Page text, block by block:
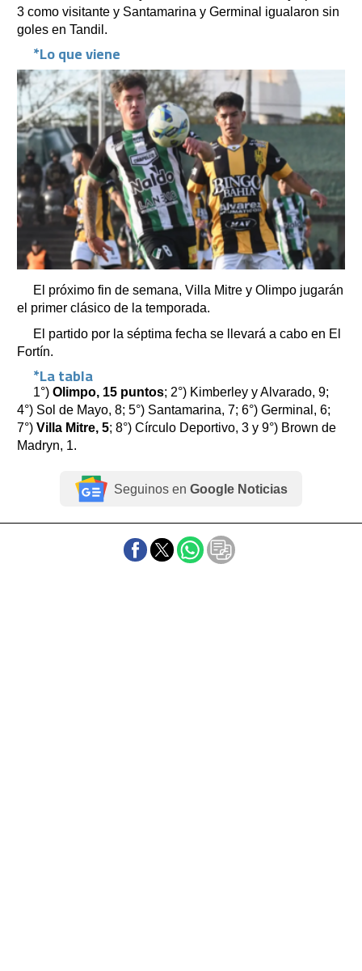
3 como visitante y Santamarina y Germinal igualaron sin
goles en Tandil.
*Lo que viene
El próximo fin de semana, Villa Mitre y Olimpo jugarán
el primer clásico de la temporada.
El partido por la séptima fecha se llevará a cabo en El
Fortín.
*La tabla
1°) Olimpo, 15 puntos; 2°) Kimberley y Alvarado, 9;
4°) Sol de Mayo, 8; 5°) Santamarina, 7; 6°) Germinal, 6;
7°) Villa Mitre, 5; 8°) Círculo Deportivo, 3 y 9°) Brown de
Madryn, 1.
Seguinos en Google Noticias